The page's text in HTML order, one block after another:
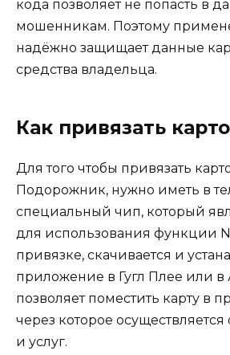
кода позволяет не попасть в
мошенникам. Поэтому
надёжно защищает данные
средства владельца.
Как привязать
Для того чтобы привязать
Подорожник, нужно иметь в
специальный чип, который
для использования функции
привязке, скачивается и
приложение в Гугл Плее или в
позволяет поместить карту в
через которое осуществляется
и услуг.